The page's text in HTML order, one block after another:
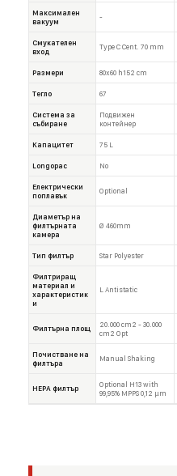
Максимален
вакуум
-
Смукателен
вход
Type C Cent. 70 mm
Размери 80x60 h152 cm
Тегло 67
Система за
събиране
Подвижен
контейнер
Капацитет 75 L
Longopac No
Електрически
поплавък
Optional
Диаметър на
филтърната
камера
Ø 460mm
Тип филтър Star Polyester
Филтриращ
материал и
характеристик
и
L Antistatic
Филтърна площ
20.000 cm2 - 30.000
cm2 Opt
Почистване на
филтъра
Manual Shaking
HEPA филтър
Optional H13 with
99,95% MPPS 0,12 µm